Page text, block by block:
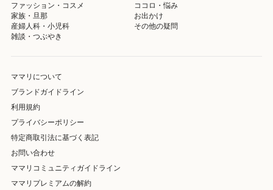
ファッション・コスメ
ココロ・悩み
家族・旦那
お出かけ
産婦人科・小児科
その他の疑問
雑談・つぶやき
ママリについて
ブランドガイドライン
利用規約
プライバシーポリシー
特定商取引法に基づく表記
お問い合わせ
ママリコミュニティガイドライン
ママリプレミアムの解約